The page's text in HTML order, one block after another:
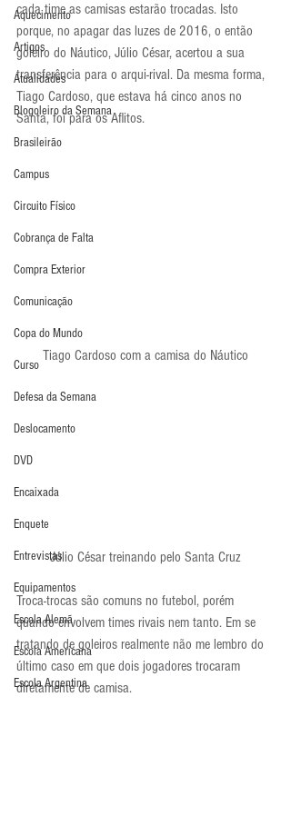
Aquecimento
Artigos
Atualidades
Blogoleiro da Semana
Brasileirão
Campus
Circuito Físico
Cobrança de Falta
Compra Exterior
Comunicação
Copa do Mundo
Curso
Defesa da Semana
Deslocamento
DVD
Encaixada
Enquete
Entrevistas
Equipamentos
Escola Alemã
Escola Americana
Escola Argentina
cada time as camisas estarão trocadas. Isto
porque, no apagar das luzes de 2016, o então
goleiro do Náutico, Júlio César, acertou a sua
transferência para o arqui-rival. Da mesma forma,
Tiago Cardoso, que estava há cinco anos no
Santa, foi para os Aflitos.
Tiago Cardoso com a camisa do Náutico
Júlio César treinando pelo Santa Cruz
Troca-trocas são comuns no futebol, porém
quando envolvem times rivais nem tanto. Em se
tratando de goleiros realmente não me lembro do
último caso em que dois jogadores trocaram
diretamente de camisa.